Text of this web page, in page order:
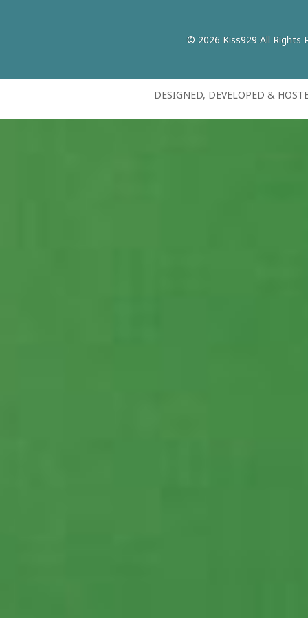
© 2026 Kiss929 All Rights
DESIGNED, DEVELOPED &